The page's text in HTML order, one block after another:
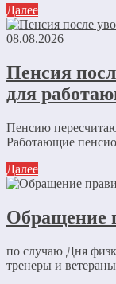
Далее
08.08.2026
Пенсия
для
Пенсию
Работающие
Далее
Обращение
по случаю Дня
тренеры и